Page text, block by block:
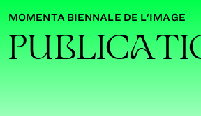
MOMENTA BIENNALE DE L'IMAGE
PUBLICA